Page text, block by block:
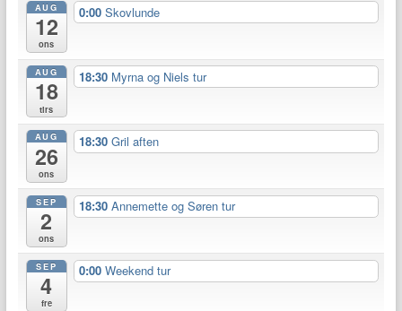
AUG
12
ons
0:00Skovlunde
AUG
18
tirs
18:30 Myrna og Niels tur
AUG
26
ons
18:30Gril aften
SEP
2
ons
18:30Annemette og Søren tur
SEP
4
fre
0:00Weekend tur